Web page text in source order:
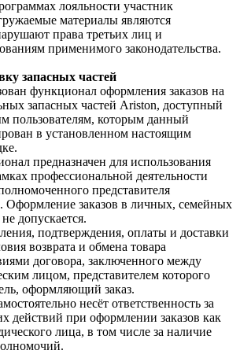
лояльности участник
материалы являются
права третьих лиц и
применимого законодательства.
запасных частей
функционал оформления заказов на
запасных частей Ariston, доступный
пользователям, которым данный
в установленном настоящим
предназначен для использования
профессиональной деятельности
представителя
Оформление заказов в личных, семейных
допускается.
подтверждения, оплаты и доставки
возврата и обмена товара
договора, заключенного между
лицом, представителем которого
оформляющий заказ.
несёт ответственность за
действий при оформлении заказов как
лица, в том числе за наличие